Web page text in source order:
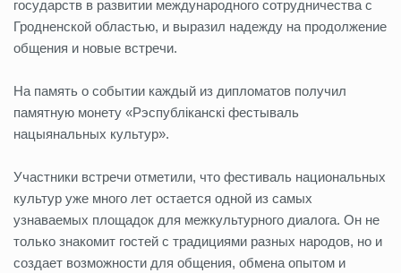
государств в развитии международного сотрудничества с
Гродненской областью, и выразил надежду на продолжение
общения и новые встречи.
На память о событии каждый из дипломатов получил
памятную монету «Рэспубліканскі фестываль
нацыянальных культур».
Участники встречи отметили, что фестиваль национальных
культур уже много лет остается одной из самых
узнаваемых площадок для межкультурного диалога. Он не
только знакомит гостей с традициями разных народов, но и
создает возможности для общения, обмена опытом и